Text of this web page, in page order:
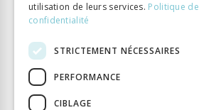
utilisation de leurs services. Politique de
confidentialité
STRICTEMENT NÉCESSAIRES
PERFORMANCE
CIBLAGE